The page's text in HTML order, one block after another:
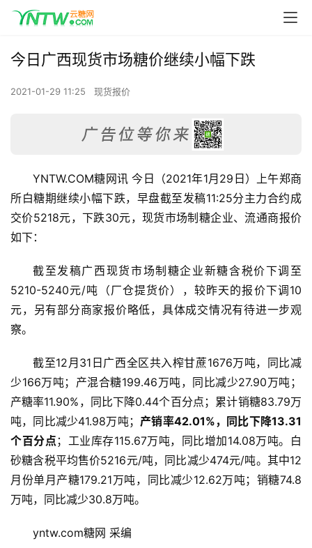
首
页
今日广西现货市场糖价继续小幅下跌
2021-01-29 11:25 现货报价
YNTW.COM糖网讯 今日（2021年1月29日）上午郑商
所白糖期继续小幅下跌，早盘截至发稿11:25分主力合约成
交价5218元，下跌30元，现货市场制糖企业、流通商报价
如下：
截至发稿广西现货市场制糖企业新糖含税价下调至
5210-5240元/吨（厂仓提货价），较昨天的报价下调10
元，另有部分商家报价略低，具体成交情况有待进一步观
察。
截至12月31日广西全区共入榨甘蔗1676万吨，同比减
少166万吨；产混合糖199.46万吨，同比减少27.90万吨；
产糖率11.90%，同比下降0.44个百分点；累计销糖83.79万
吨，同比减少41.98万吨； 产销率42.01%，同比下降13.31
个百分点 ；工业库存115.67万吨，同比增加14.08万吨。白
砂糖含税平均售价5216元/吨，同比减少474元/吨。其中12
月份单月产糖179.21万吨，同比减少12.62万吨；销糖74.8
万吨，同比减少30.8万吨。
yntw.com糖网 采编